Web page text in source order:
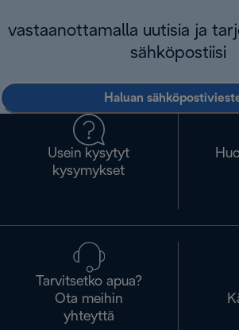
vastaanottamalla uutisia ja
sähköpostiisi
Haluan
Usein kysytyt
kysymykset
Tarvitsetko apua?
Ota meihin
yhteyttä